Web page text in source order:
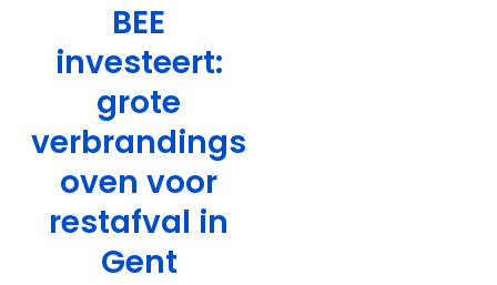
BEE
investeert:
grote
verbrandings
oven voor
restafval in
Gent